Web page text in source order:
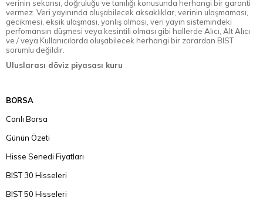
verinin sekansı, doğruluğu ve tamlığı konusunda herhangi bir garanti
vermez. Veri yayınında oluşabilecek aksaklıklar, verinin ulaşmaması,
gecikmesi, eksik ulaşması, yanlış olması, veri yayın sistemindeki
perfomansın düşmesi veya kesintili olması gibi hallerde Alıcı, Alt Alıcı
ve / veya Kullanıcılarda oluşabilecek herhangi bir zarardan BIST
sorumlu değildir.
Uluslarası döviz piyasası kuru
BORSA
Canlı Borsa
Günün Özeti
Hisse Senedi Fiyatları
BIST 30 Hisseleri
BIST 50 Hisseleri